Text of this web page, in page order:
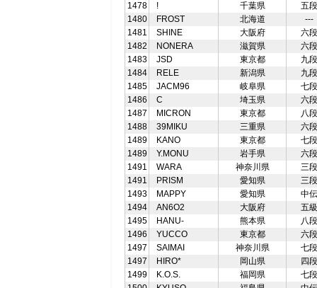
1478
! 千葉県
五段
1480
FROST 北海道
---
1481
SHINE 大阪府
六段
1482
NONERA 滋賀県
六段
1483
JSD 東京都
九段
1484
RELE 新潟県
九段
1485
JACM96 岐阜県
七段
1486
C 埼玉県
六段
1487
MICRON 東京都
八段
1488
39MIKU 三重県
六段
1489
KANO 東京都
七段
1489
Y.MONU 岩手県
六段
1491
WARA 神奈川県
三段
1491
PRISM 愛知県
三段
1493
MAPPY 愛知県
中伝
1494
AN6O2 大阪府
五級
1495
HANU- 熊本県
八段
1496
YUCCO 東京都
六段
1497
SAIMAI 神奈川県
七段
1497
HIRO* 岡山県
四段
1499
K.O.S. 福岡県
七段